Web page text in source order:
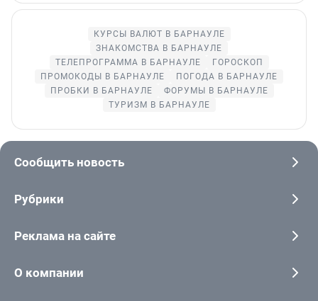
КУРСЫ ВАЛЮТ В БАРНАУЛЕ
ЗНАКОМСТВА В БАРНАУЛЕ
ТЕЛЕПРОГРАММА В БАРНАУЛЕ
ГОРОСКОП
ПРОМОКОДЫ В БАРНАУЛЕ
ПОГОДА В БАРНАУЛЕ
ПРОБКИ В БАРНАУЛЕ
ФОРУМЫ В БАРНАУЛЕ
ТУРИЗМ В БАРНАУЛЕ
Сообщить новость
Рубрики
Реклама на сайте
О компании